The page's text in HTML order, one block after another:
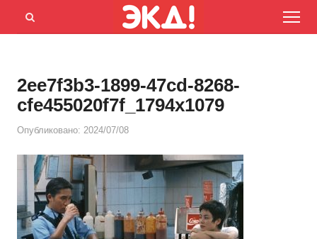
Menu
Открыть
2ee7f3b3-1899-47cd-8268-
cfe455020f7f_1794x1079
Опубликовано: 2024/07/08